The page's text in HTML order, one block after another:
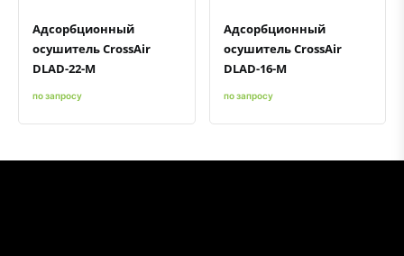
Адсорбционный
осушитель CrossAir
DLAD-22-M
по запросу
Адсорбционный
осушитель CrossAir
DLAD-16-M
по запросу